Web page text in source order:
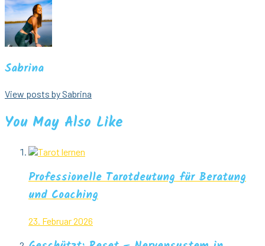
Sabrina
View posts by Sabrina
You May Also Like
Professionelle Tarotdeutung für Beratung
und Coaching
23. Februar 2026